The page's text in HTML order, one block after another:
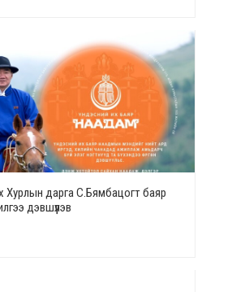
Хурлын дарга С.Бямбацогт баяр
дэвшүүлэв